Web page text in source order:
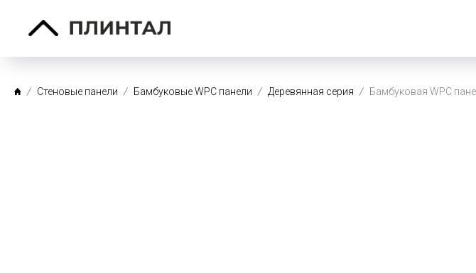
Стеновые панели Бамбуковые WPC панели Деревянная серия